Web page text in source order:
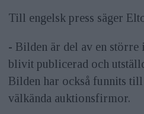
Till engelsk press säger
- Bilden är del av en större
blivit publicerad och
Bilden har också funnits
välkända auktionsfirmor.